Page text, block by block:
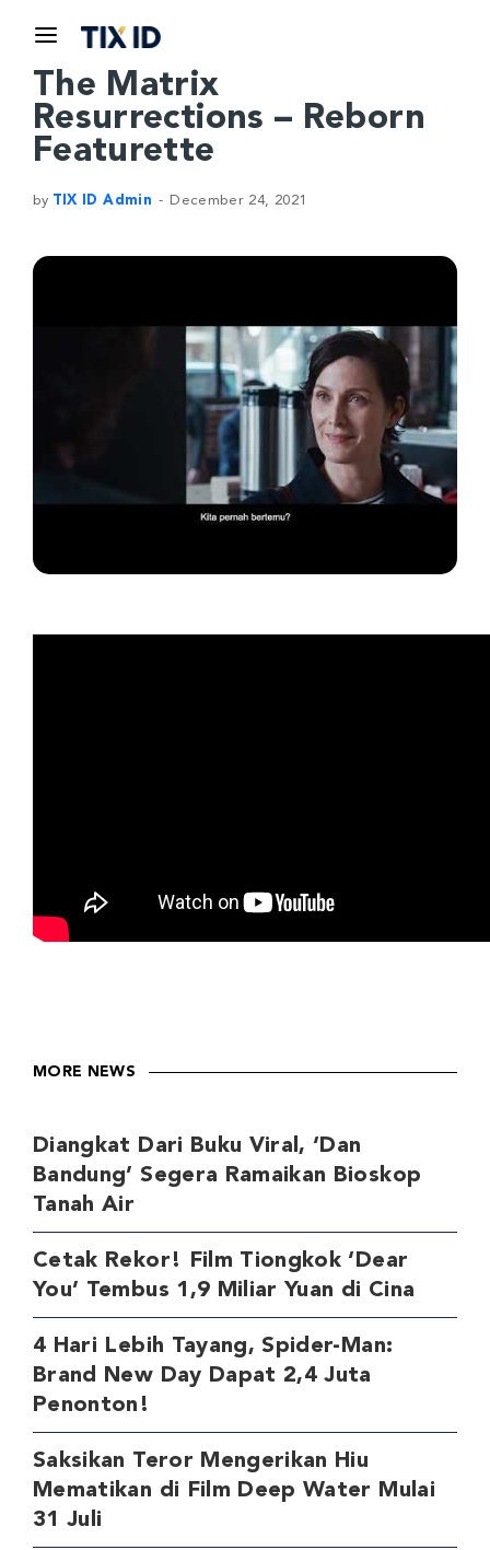
The Matrix
Resurrections – Reborn
Featurette
by TIX ID Admin December 24, 2021
MORE NEWS
Diangkat Dari Buku Viral, ‘Dan
Bandung’ Segera Ramaikan Bioskop
Tanah Air
Cetak Rekor! Film Tiongkok ‘Dear
You’ Tembus 1,9 Miliar Yuan di Cina
4 Hari Lebih Tayang, Spider-Man:
Brand New Day Dapat 2,4 Juta
Penonton!
Saksikan Teror Mengerikan Hiu
Mematikan di Film Deep Water Mulai
31 Juli